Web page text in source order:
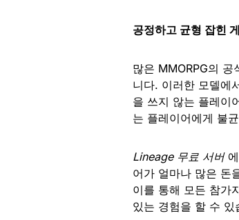
공정하고 균형 잡힌
많은 MMORPG의
니다. 이러한 모델에
을 쓰지 않는 플레이
는 플레이어에게 불
Lineage 무료 서버
어가 얼마나 많은 돈
이를 통해 모든 참가
있는 경험을 할 수 있